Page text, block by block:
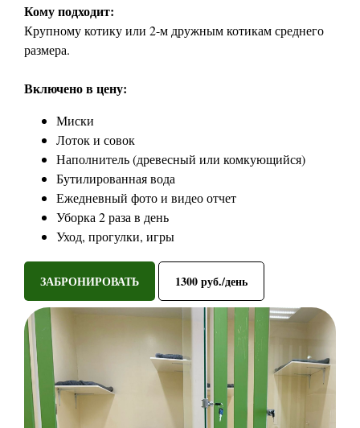
Кому подходит:
Крупному котику или 2-м дружным котикам среднего
размера.
Включено в цену:
Миски
Лоток и совок
Наполнитель (древесный или комкующийся)
Бутилированная вода
Ежедневный фото и видео отчет
Уборка 2 раза в день
Уход, прогулки, игры
ЗАБРОНИРОВАТЬ 1300 руб./день